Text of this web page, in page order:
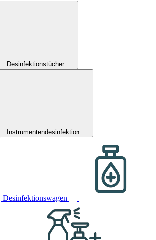
Desinfektionstücher
Instrumentendesinfektion
Desinfektionswagen